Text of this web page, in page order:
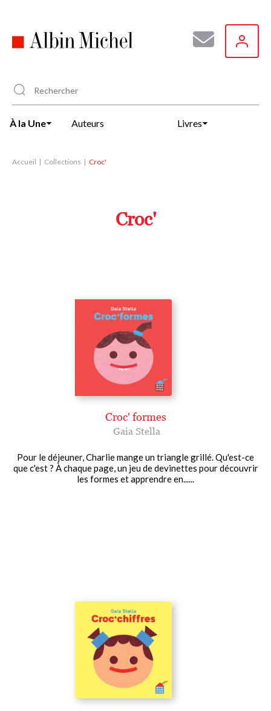
principal
À la Une Auteurs Livres
Accueil Collections Croc'
Croc'
Croc' formes
Gaia Stella
Pour le déjeuner, Charlie mange un triangle grillé. Qu'est-ce
que c'est ? À chaque page, un jeu de devinettes pour découvrir
les formes et apprendre en......